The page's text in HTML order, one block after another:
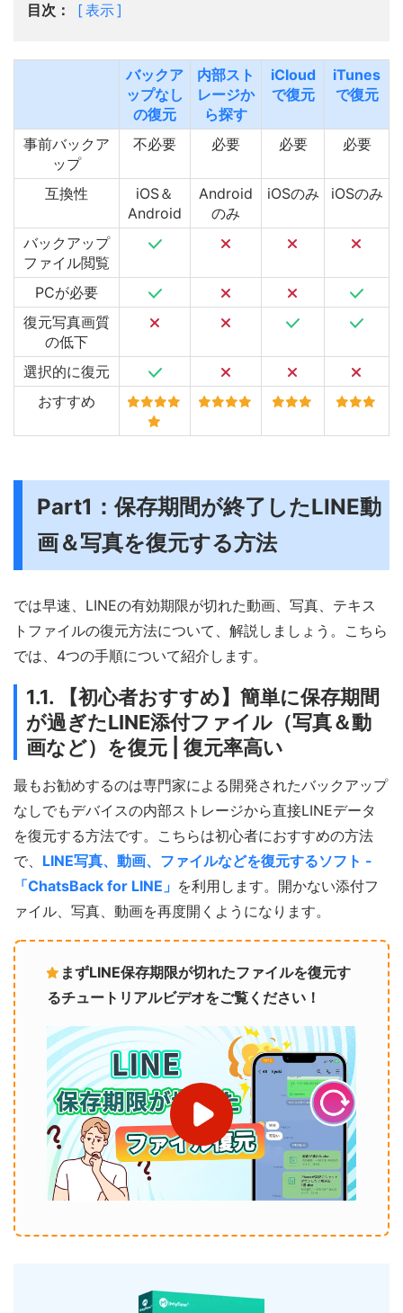
目次： 表示
バックア
ップなし
の復元
内部スト
レージか
ら探す
iCloud
で復元
iTunes
で復元
事前バックア
ップ
不必要 必要 必要 必要
互換性
iOS＆
Android
Android
のみ
iOSのみ iOSのみ
バックアップ
ファイル閲覧
PCが必要
復元写真画質
の低下
選択的に復元
おすすめ
Part1：保存期間が終了したLINE動
画＆写真を復元する方法
では早速、LINEの有効期限が切れた動画、写真、テキス
トファイルの復元方法について、解説しましょう。こちら
では、4つの手順について紹介します。
1.1. 【初心者おすすめ】簡単に保存期間
が過ぎたLINE添付ファイル（写真＆動
画など）を復元 | 復元率高い
最もお勧めするのは専門家による開発されたバックアップ
なしでもデバイスの内部ストレージから直接LINEデータ
を復元する方法です。こちらは初心者におすすめの方法
で、 LINE写真、動画、ファイルなどを復元するソフト -
「ChatsBack for LINE」 を利用します。開かない添付フ
ァイル、写真、動画を再度開くようになります。
まずLINE保存期限が切れたファイルを復元す
るチュートリアルビデオをご覧ください！